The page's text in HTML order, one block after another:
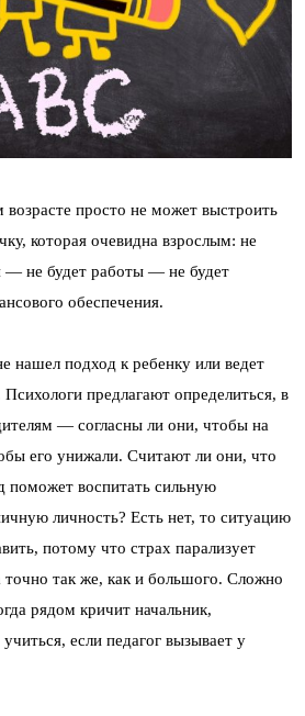
возрасте просто не может выстроить
которая очевидна взрослым: не
— не будет работы — не будет
обеспечения.
нашел подход к ребенку или ведет
предлагают определиться, в
— согласны ли они, чтобы на
его унижали. Считают ли они, что
поможет воспитать сильную
личность? Есть нет, то ситуацию
потому что страх парализует
точно так же, как и большого. Сложно
рядом кричит начальник,
если педагог вызывает у